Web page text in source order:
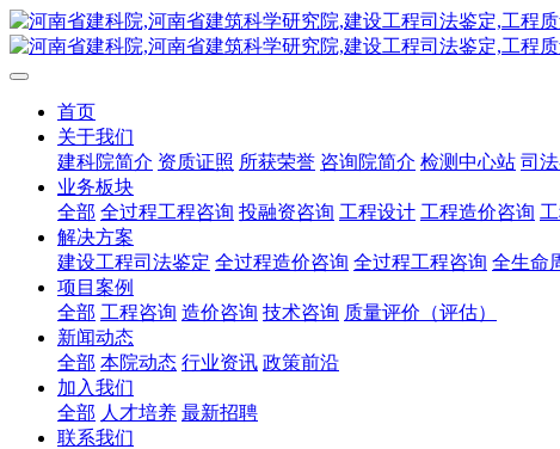
首页
关于我们
建科院简介 资质证照 所获荣誉 咨询院简介 检测中心站 司
业务板块
全部 全过程工程咨询 投融资咨询 工程设计 工程造价咨询
解决方案
建设工程司法鉴定 全过程造价咨询 全过程工程咨询 全生命
项目案例
全部 工程咨询 造价咨询 技术咨询 质量评价（评估）
新闻动态
全部 本院动态 行业资讯 政策前沿
加入我们
全部 人才培养 最新招聘
联系我们